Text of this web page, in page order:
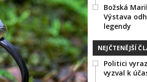
Božská
Výstava
legendy
NEJČTENĚJŠÍ
Politici
vyzval k